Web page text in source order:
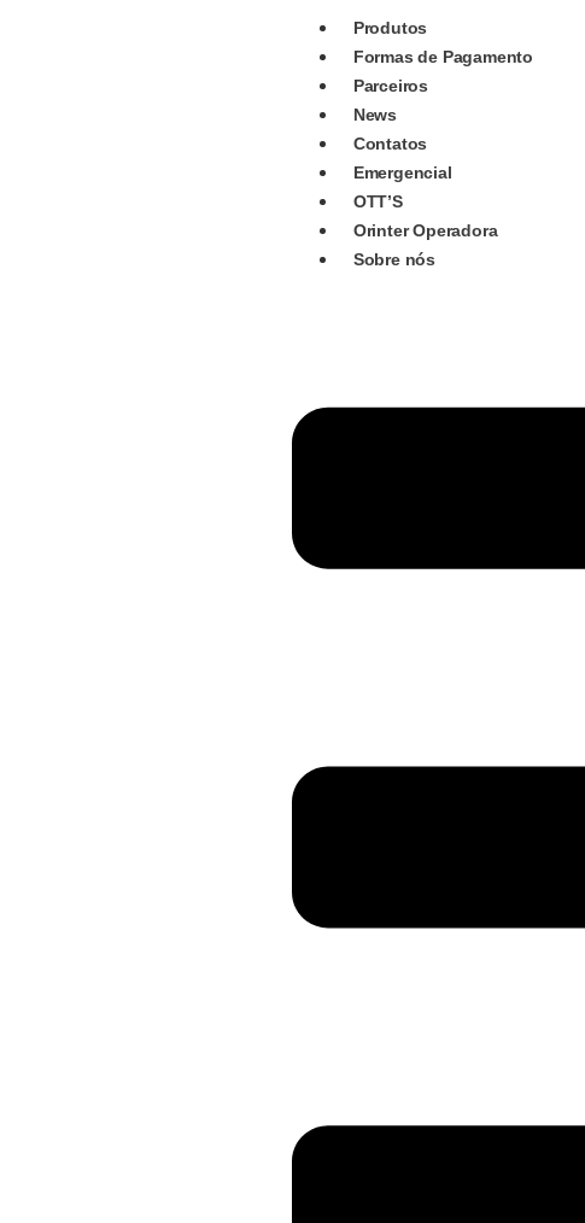
Produtos
Formas de Pagamento
Parceiros
News
Contatos
Emergencial
OTT’S
Orinter Operadora
Sobre nós